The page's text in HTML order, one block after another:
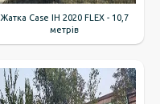
Жатка Case IH 2020 FLEX - 10,7
метрів